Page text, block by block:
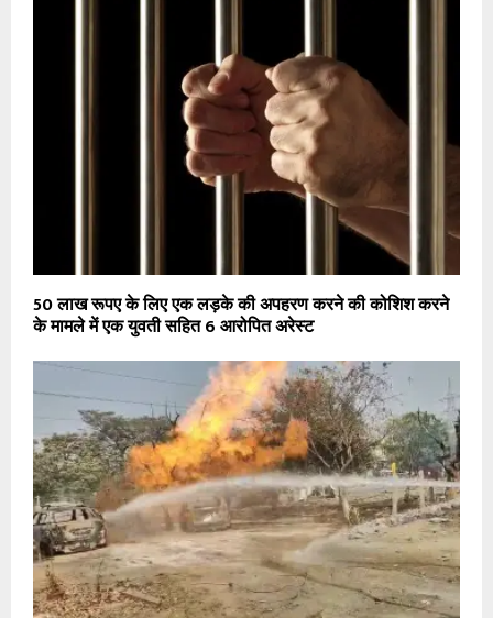
50 लाख रूपए के लिए एक लड़के की अपहरण करने की कोशिश करने
के मामले में एक युवती सहित 6 आरोपित अरेस्ट